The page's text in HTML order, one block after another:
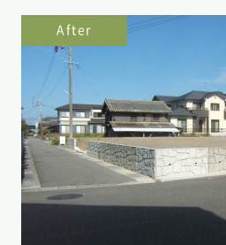
After